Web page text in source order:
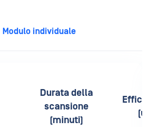
Millisecondi
Elaborazione /
Modulo individuale
Durata della
scansione
(minuti)